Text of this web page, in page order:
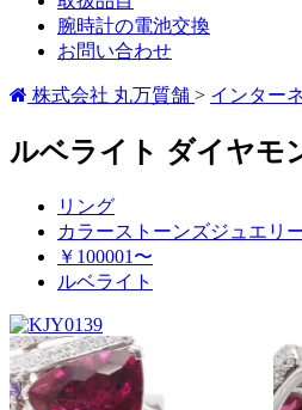
腕時計の電池交換
お問い合わせ
株式会社 丸万質舗 > インター
ルベライト ダイヤモ
リング
カラーストーンズジュエリ
￥100001〜
ルベライト